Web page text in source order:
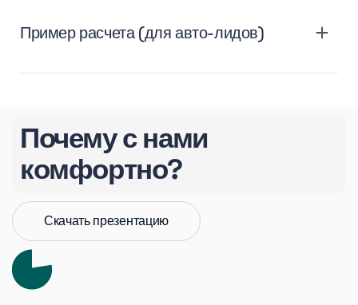
Пример расчета (для авто-лидов)
Почему с нами
комфортно?
Скачать презентацию